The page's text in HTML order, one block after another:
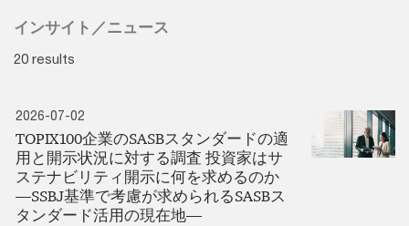
インサイト／ニュース
20 results
2026-07-02
TOPIX100企業のSASBスタンダードの適
用と開示状況に対する調査 投資家はサ
ステナビリティ開示に何を求めるのか
―SSBJ基準で考慮が求められるSASBス
タンダード活用の現在地―